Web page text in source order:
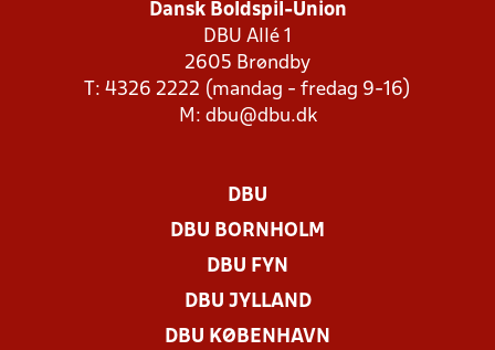
Dansk Boldspil-Union
DBU Allé 1
2605 Brøndby
T: 4326 2222 (mandag - fredag 9-16)
M: dbu@dbu.dk
DBU
DBU BORNHOLM
DBU FYN
DBU JYLLAND
DBU KØBENHAVN